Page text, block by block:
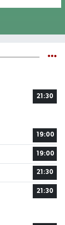
21:30
19:00
19:00
21:30
21:30